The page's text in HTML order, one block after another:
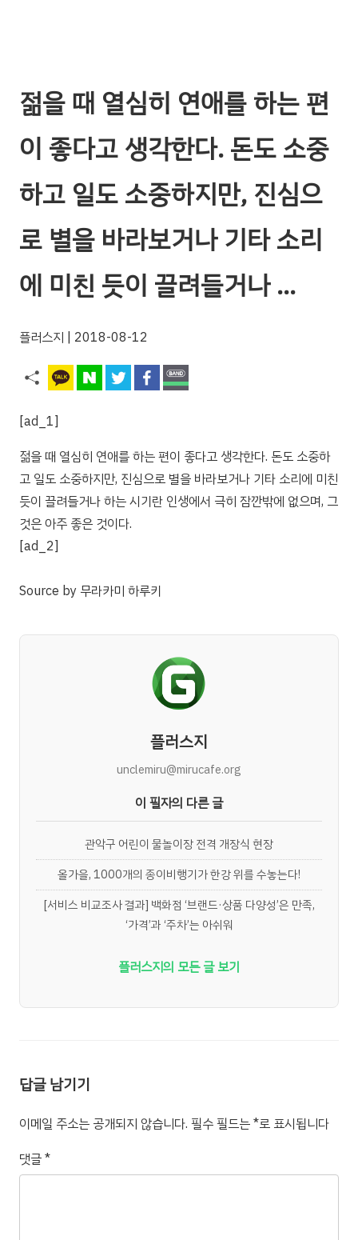
젊을 때 열심히 연애를 하는 편
이 좋다고 생각한다. 돈도 소중
하고 일도 소중하지만, 진심으
로 별을 바라보거나 기타 소리
에 미친 듯이 끌려들거나 …
플러스지 | 2018-08-12
[ad_1]
젊을 때 열심히 연애를 하는 편이 좋다고 생각한다. 돈도 소중하
고 일도 소중하지만, 진심으로 별을 바라보거나 기타 소리에 미친
듯이 끌려들거나 하는 시기란 인생에서 극히 잠깐밖에 없으며, 그
것은 아주 좋은 것이다.
[ad_2]
Source by 무라카미 하루키
플러스지
unclemiru@mirucafe.org
이 필자의 다른 글
관악구 어린이 물놀이장 전격 개장식 현장
올가을, 1000개의 종이비행기가 한강 위를 수놓는다!
[서비스 비교조사 결과] 백화점 ‘브랜드·상품 다양성’은 만족,
‘가격’과 ‘주차’는 아쉬워
플러스지의 모든 글 보기
답글 남기기
이메일 주소는 공개되지 않습니다. 필수 필드는*로 표시됩니다
댓글*